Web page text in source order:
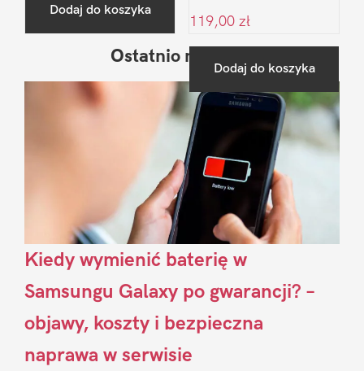
Dodaj do koszyka
119,00 zł
Dodaj do koszyka
Sidebar
Ostatnio na blogu
Kiedy wymienić baterię w
Samsungu Galaxy po gwarancji? –
objawy, koszty i bezpieczna
naprawa w serwisie